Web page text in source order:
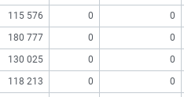
115 576 0
0
180 777 0 0
130 025 0
0
118 213 0
0